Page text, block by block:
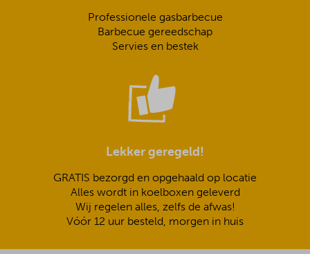
Professionele gasbarbecue
Barbecue gereedschap
Servies en bestek
Lekker geregeld!
GRATIS bezorgd en opgehaald op locatie
Alles wordt in koelboxen geleverd
Wij regelen alles, zelfs de afwas!
Vóór 12 uur besteld, morgen in huis